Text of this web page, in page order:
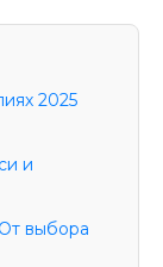
2025
и
выбора